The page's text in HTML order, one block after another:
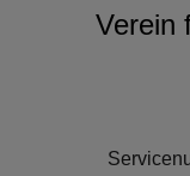
Verein